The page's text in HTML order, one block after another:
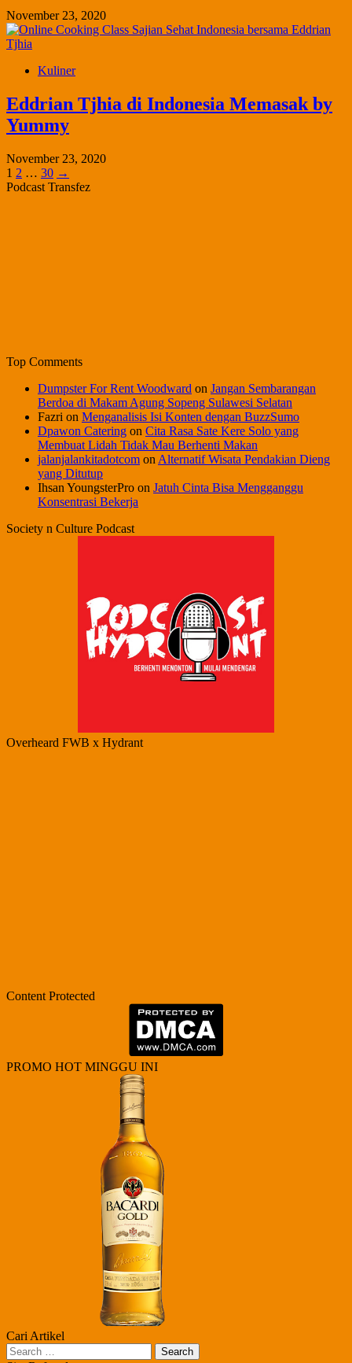
November 23, 2020
Kuliner
Eddrian Tjhia di Indonesia Memasak by
Yummy
November 23, 2020
Posts
pagination
Page
1 Page
2 … Page
30 →
Podcast Transfez
Top Comments
Dumpster For Rent Woodward on Jangan Sembarangan
Berdoa di Makam Agung Sopeng Sulawesi Selatan
Fazri on Menganalisis Isi Konten dengan BuzzSumo
Dpawon Catering on Cita Rasa Sate Kere Solo yang
Membuat Lidah Tidak Mau Berhenti Makan
jalanjalankitadotcom on Alternatif Wisata Pendakian Dieng
yang Ditutup
Ihsan YoungsterPro on Jatuh Cinta Bisa Mengganggu
Konsentrasi Bekerja
Society n Culture Podcast
Overheard FWB x Hydrant
Content Protected
PROMO HOT MINGGU INI
Cari Artikel
Search